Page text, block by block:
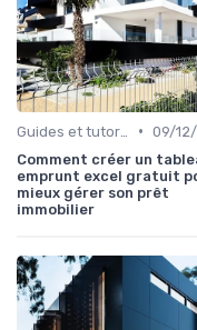
• 09/
Comment créer un
emprunt excel gratuit
mieux gérer son prêt
immobilier